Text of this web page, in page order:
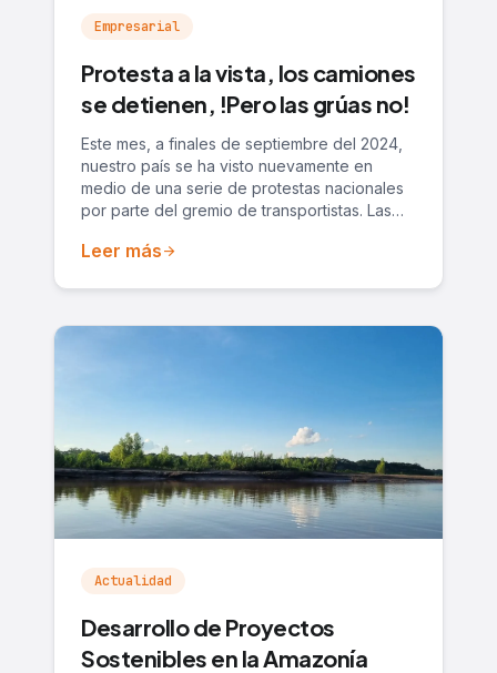
Empresarial
Protesta a la vista, los camiones
se detienen, !Pero las grúas no!
Este mes, a finales de septiembre del 2024,
nuestro país se ha visto nuevamente en
medio de una serie de protestas nacionales
por parte del gremio de transportistas. Las…
Leer másarrow_forward
Actualidad
Desarrollo de Proyectos
Sostenibles en la Amazonía